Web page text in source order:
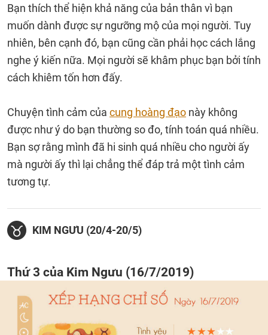
Bạn thích thể hiện khả năng của bản thân vì bạn
muốn dành được sự ngưỡng mộ của mọi người. Tuy
nhiên, bên cạnh đó, bạn cũng cần phải học cách lắng
nghe ý kiến nữa. Mọi người sẽ khâm phục bạn bởi tính
cách khiêm tốn hơn đấy.
Chuyện tình cảm của cung hoàng đạo này không
được như ý do bạn thường so đo, tính toán quá nhiều.
Bạn sợ rằng mình đã hi sinh quá nhiều cho người ấy
mà người ấy thì lại chẳng thể đáp trả một tình cảm
tương tự.
KIM NGƯU (20/4-20/5)
Thứ 3 của Kim Ngưu (16/7/2019)